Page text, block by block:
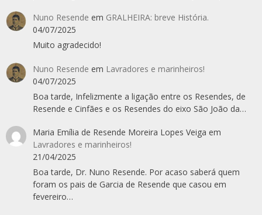
Nuno Resende em GRALHEIRA: breve História.
04/07/2025
Muito agradecido!
Nuno Resende em Lavradores e marinheiros!
04/07/2025
Boa tarde, Infelizmente a ligação entre os Resendes, de
Resende e Cinfães e os Resendes do eixo São João da…
Maria Emília de Resende Moreira Lopes Veiga em
Lavradores e marinheiros!
21/04/2025
Boa tarde, Dr. Nuno Resende. Por acaso saberá quem
foram os pais de Garcia de Resende que casou em
fevereiro…